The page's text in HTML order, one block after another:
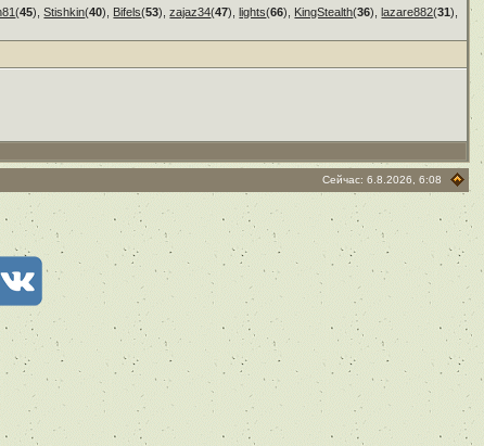
(45),Stishkin(40), Bifels(53),zajaz34(47),lights(66), KingStealth(36),lazare882(31),
Сейчас: 6.8.2026, 6:08